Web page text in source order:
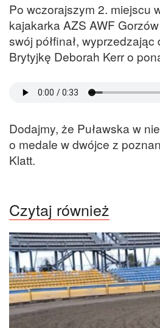
Po wczorajszym 2. miejscu
kajakarka AZS AWF
swój półfinał,
Brytyjkę Deborah Kerr o
Dodajmy, że Puławska w
o medale w dwójce z
Klatt.
Czytaj również